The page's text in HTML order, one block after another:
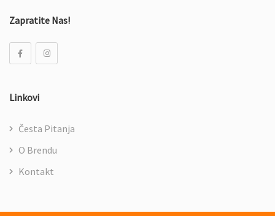
Zapratite Nas!
Linkovi
Česta Pitanja
O Brendu
Kontakt